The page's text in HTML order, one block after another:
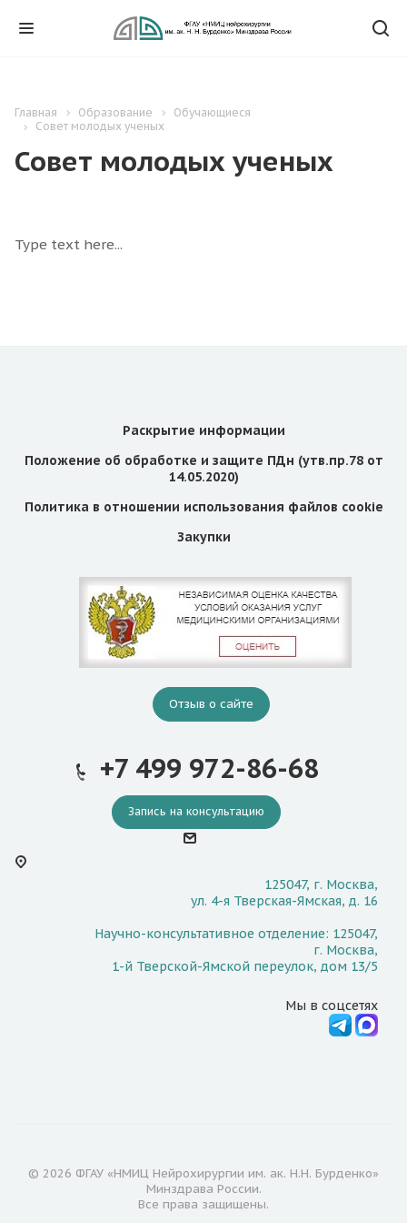
Главная Образование
Обучающиеся
Совет молодых ученых
Совет молодых ученых
Type text here...
Раскрытие информации
Положение об обработке и защите ПДн (утв.пр.78 от
14.05.2020)
Политика в отношении использования файлов cookie
Закупки
Отзыв о сайте
+7 499 972-86-68
Запись на консультацию
125047, г. Москва,
ул. 4-я Тверская-Ямская, д. 16
Научно-консультативное отделение: 125047,
г. Москва,
1-й Тверской-Ямской переулок, дом 13/5
Мы в соцсетях
© 2026 ФГАУ «НМИЦ Нейрохирургии им. ак. Н.Н. Бурденко»
Минздрава России.
Все права защищены.